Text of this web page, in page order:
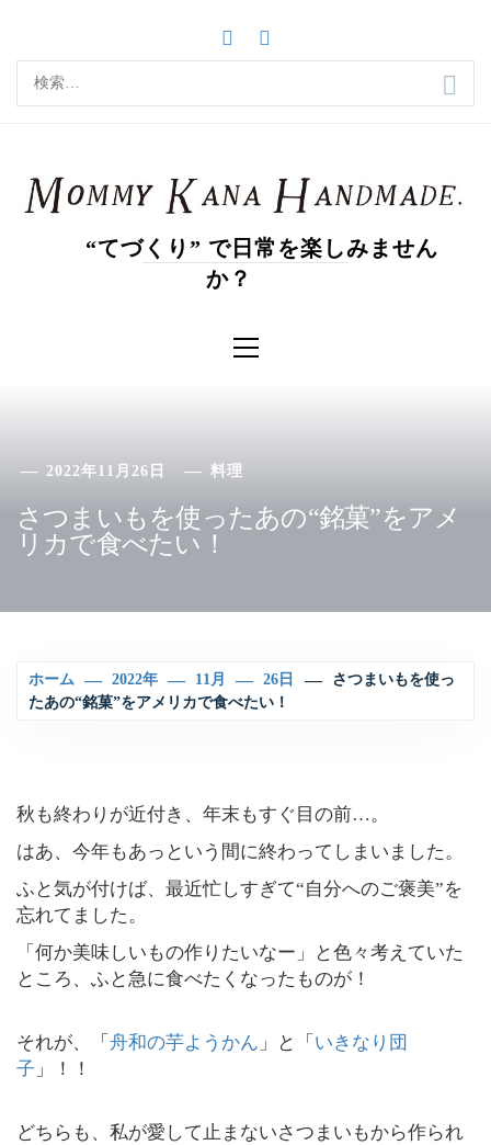
テ
“てづくり” で日常を楽しみません
か？
イ
2022年11月26日 料理
さつまいもを使ったあの“銘菓”をアメ
リカで食べたい！
ホーム 2022年 11月 26日
さつまいもを使っ
たあの“銘菓”をアメリカで食べたい！
秋も終わりが近付き、年末もすぐ目の前…。
はあ、今年もあっという間に終わってしまいました。
ふと気が付けば、最近忙しすぎて“自分へのご褒美”を
忘れてました。
「何か美味しいもの作りたいなー」と色々考えていた
ところ、ふと急に食べたくなったものが！
それが、「 舟和の芋ようかん 」と「 いきなり団
子 」！！
どちらも、私が愛して止まないさつまいもから作られ